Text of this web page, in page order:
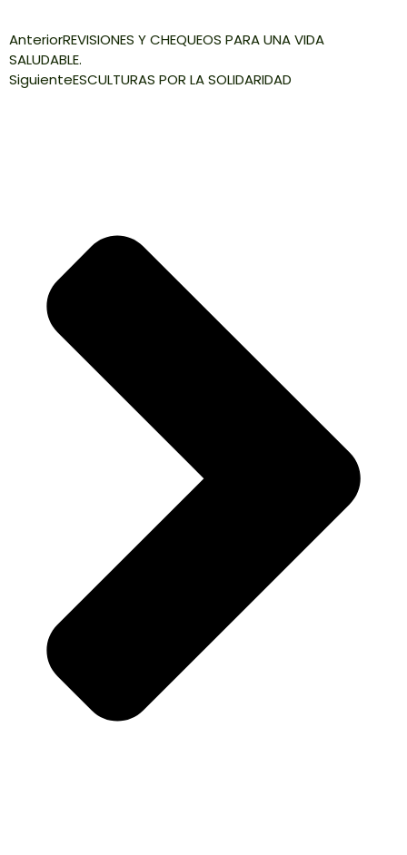
AnteriorREVISIONES Y CHEQUEOS PARA UNA VIDA
SALUDABLE.
SiguienteESCULTURAS POR LA SOLIDARIDAD